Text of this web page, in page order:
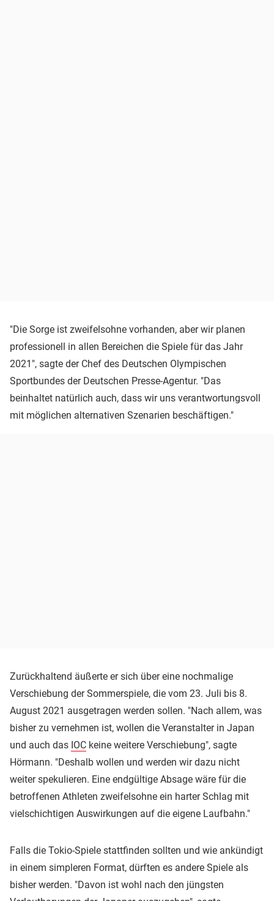
"Die Sorge ist zweifelsohne vorhanden, aber wir planen
professionell in allen Bereichen die Spiele für das Jahr
2021", sagte der Chef des Deutschen Olympischen
Sportbundes der Deutschen Presse-Agentur. "Das
beinhaltet natürlich auch, dass wir uns verantwortungsvoll
mit möglichen alternativen Szenarien beschäftigen."
Zurückhaltend äußerte er sich über eine nochmalige
Verschiebung der Sommerspiele, die vom 23. Juli bis 8.
August 2021 ausgetragen werden sollen. "Nach allem, was
bisher zu vernehmen ist, wollen die Veranstalter in Japan
und auch das IOC keine weitere Verschiebung", sagte
Hörmann. "Deshalb wollen und werden wir dazu nicht
weiter spekulieren. Eine endgültige Absage wäre für die
betroffenen Athleten zweifelsohne ein harter Schlag mit
vielschichtigen Auswirkungen auf die eigene Laufbahn."
Falls die Tokio-Spiele stattfinden sollten und wie ankündigt
in einem simpleren Format, dürften es andere Spiele als
bisher werden. "Davon ist wohl nach den jüngsten